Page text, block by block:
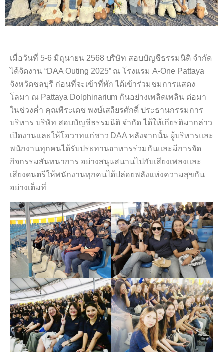
เมื่อวันที่ 5-6 มิถุนายน 2568 บริษัท สอบบัญชีธรรมนิติ จำกัด
ได้จัดงาน “DAA Outing 2025” ณ โรงแรม A-One Pattaya
จังหวัดชลบุรี ก่อนที่จะเข้าที่พัก ได้เข้าร่วมชมการเเสดง
โลมา ณ Pattaya Dolphinarium กันอย่างเพลิดเพลิน ต่อมา
ในช่วงค่ำ คุณพีระเดช พงษ์เสถียรศักดิ์ ประธานกรรมการ
บริหาร บริษัท สอบบัญชีธรรมนิติ จำกัด ได้ให้เกียรติมากล่าว
เปิดงานเเละให้โอวาทเเก่ชาว DAA หลังจากนั้น ผู้บริหารและ
พนักงานทุกคนได้รับประทานอาหารร่วมกันและมีการจัด
กิจกรรมสันทนาการ อย่างสนุนสนานไปกับเสียงเพลงและ
เสียงดนตรีให้พนักงานทุกคนได้ปล่อยพลังแห่งความสุขกัน
อย่างเต็มที่